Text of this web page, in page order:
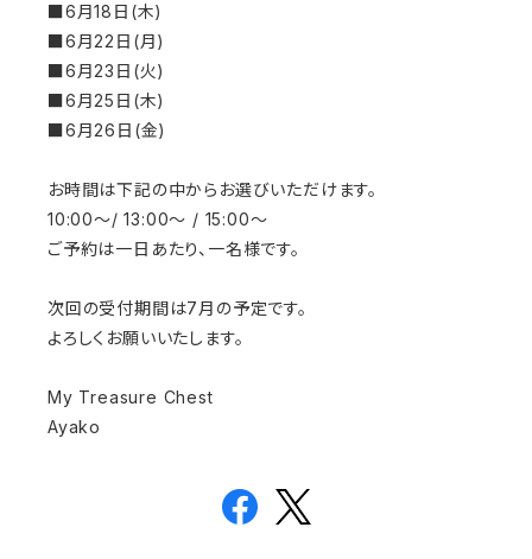
■6月18日(木)
■6月22日(月)
■6月23日(火)
■6月25日(木)
■6月26日(金)
お時間は下記の中からお選びいただけます。
10:00～/ 13:00～ / 15:00～
ご予約は一日あたり、一名様です。
次回の受付期間は7月の予定です。
よろしくお願いいたします。
My Treasure Chest
Ayako